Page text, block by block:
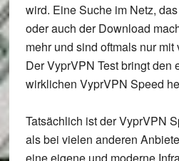
wird. Eine Suche im Netz,
oder auch der Download
mehr und sind oftmals nur
Der VyprVPN Test bringt den
wirklichen VyprVPN Speed
Tatsächlich ist der VyprVPN
als bei vielen anderen
eine eigene und moderne